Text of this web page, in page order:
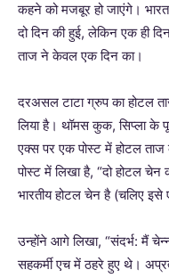
कहने को मजबूर हो जाएंगे।
दो दिन की हुई, लेकिन एक ही
ताज ने केवल एक दिन का।
दरअसल टाटा ग्रुप का होटल
लिया है। थॉमस कुक, सिप्ला के
एक्स पर एक पोस्ट में होटल
पोस्ट में लिखा है, “दो होटल
भारतीय होटल चेन है (चलिए
उन्होंने आगे लिखा, “संदर्भ: मैं
सहकर्मी एच में ठहरे हुए थे।